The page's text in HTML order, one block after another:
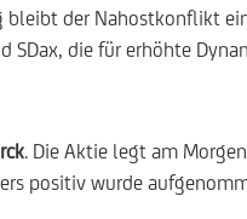
der Nahostkonflikt
SDax, die für erhöhte
. Die Aktie legt am
positiv wurde